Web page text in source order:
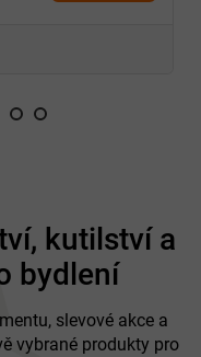
kutilství a
bydlení
slevové akce a
vybrané produkty pro